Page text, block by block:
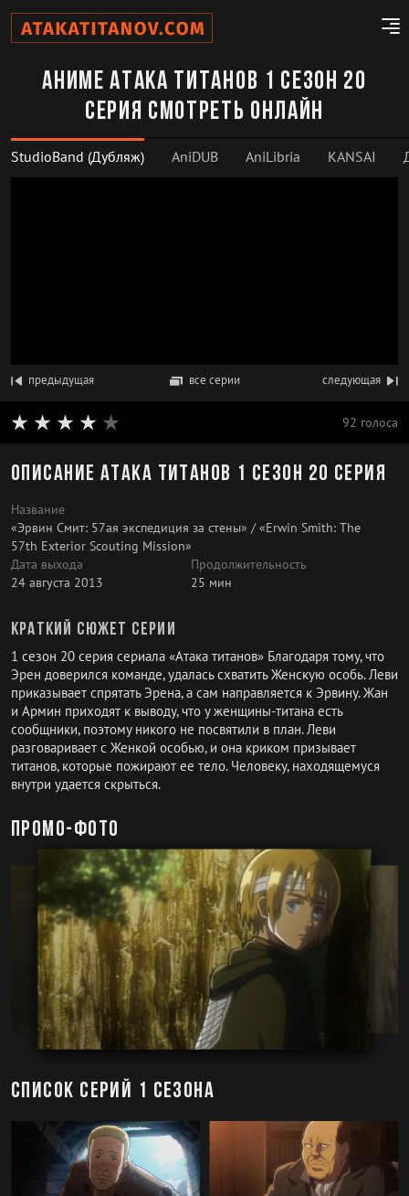
Аниме Атака титанов 1 сезон 20
серия смотреть онлайн
StudioBand (Дубляж) AniDUB AniLibria KANSAI
предыдущая все серии следующая
92 голоса
Описание Атака титанов 1 сезон 20 серия
Название
«Эрвин Смит: 57ая экспедиция за стены» / «Erwin Smith: The
57th Exterior Scouting Mission»
Дата выхода
24 августа 2013
Продолжительность
25 мин
Краткий сюжет серии
1 сезон 20 серия сериала «Атака титанов» Благодаря тому, что
Эрен доверился команде, удалась схватить Женскую особь. Леви
приказывает спрятать Эрена, а сам направляется к Эрвину. Жан
и Армин приходят к выводу, что у женщины-титана есть
сообщники, поэтому никого не посвятили в план. Леви
разговаривает с Женкой особью, и она криком призывает
титанов, которые пожирают ее тело. Человеку, находящемуся
внутри удается скрыться.
Промо-фото
Список серий 1 сезона